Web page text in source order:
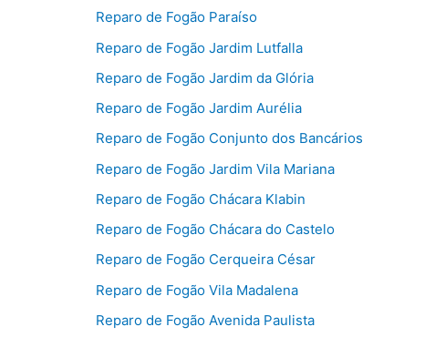
Reparo de Fogão Paraíso
Reparo de Fogão Jardim Lutfalla
Reparo de Fogão Jardim da Glória
Reparo de Fogão Jardim Aurélia
Reparo de Fogão Conjunto dos Bancários
Reparo de Fogão Jardim Vila Mariana
Reparo de Fogão Chácara Klabin
Reparo de Fogão Chácara do Castelo
Reparo de Fogão Cerqueira César
Reparo de Fogão Vila Madalena
Reparo de Fogão Avenida Paulista